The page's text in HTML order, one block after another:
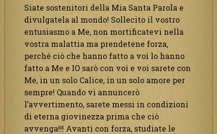
Siate sostenitori della Mia Santa Parola e
divulgatela al mondo! Sollecito il vostro
entusiasmo a Me, non mortificatevi nella
vostra malattia ma prendetene forza,
perché ciò che hanno fatto a voi lo hanno
fatto a Me e IO sarò con voi e voi sarete con
Me, in un solo Calice, in un solo amore per
sempre! Quando vi annuncerò
l’avvertimento, sarete messi in condizioni
di eterna giovinezza prima che ciò
avvenga!!! Avanti con forza, studiate le